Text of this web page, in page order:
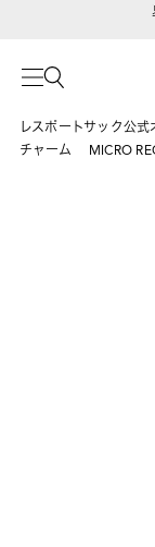
レスポートサック公
チャーム
MICRO